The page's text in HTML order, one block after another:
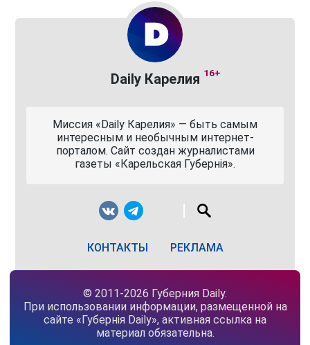
Daily Карелия 16+
Миссия «Daily Карелия» — быть самым
интересным и необычным интернет-
порталом. Сайт создан журналистами
газеты «Карельская Губернiя».
КОНТАКТЫ РЕКЛАМА
© 2011-2026 Губерния Daily.
При использовании информации, размещенной на
сайте «Губернiя Daily», активная ссылка на
материал обязательна.